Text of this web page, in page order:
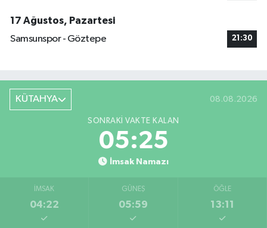
17 Ağustos, Pazartesi
Samsunspor - Göztepe
21:30
KÜTAHYA 08.08.2026
SONRAKI VAKTE KALAN
05:24
İmsak Namazı
İMSAK
04:22
GÜNEŞ
05:59
ÖĞLE
13:11